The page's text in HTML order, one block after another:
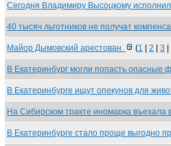
Сегодня Владимиру Высоцкому
40 тысяч льготников не получат
Майор Дымовский арестован (1 2 3
В Екатеринбург могли попасть опасные
В Екатеринбурге ищут опекунов для
На Сибирском тракте иномарка въехала
В Екатеринбурге стало проще выгодно